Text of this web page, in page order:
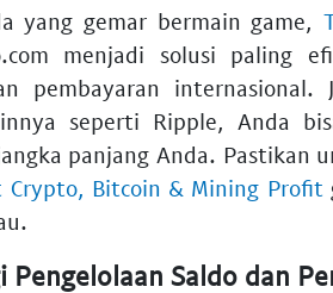
yang gemar bermain game,
menjadi solusi paling
pembayaran
seperti Ripple, Anda
panjang Anda. Pastikan
Crypto, Bitcoin & Mining Profit
Pengelolaan Saldo dan